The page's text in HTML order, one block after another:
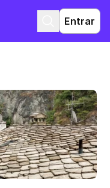
Entrar